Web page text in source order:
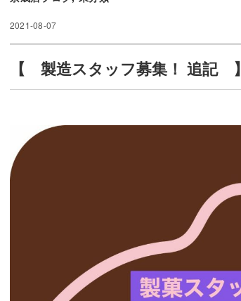
2021-08-07
【 製造スタッフ募集！ 追記 】